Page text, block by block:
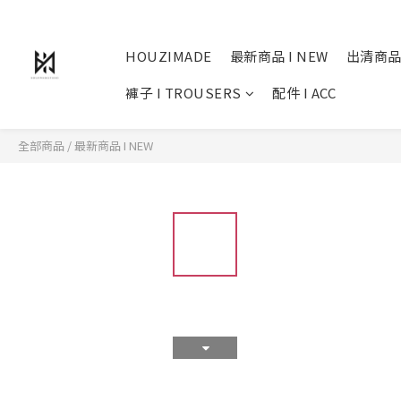
HOUZIMADE 最新商品 I NEW
出清商
褲子 I TROUSERS
配件 I ACC
全部商品 /最新商品 I NEW